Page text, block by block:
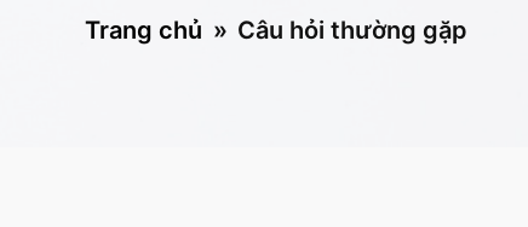
Trang chủ » Câu hỏi thường gặp